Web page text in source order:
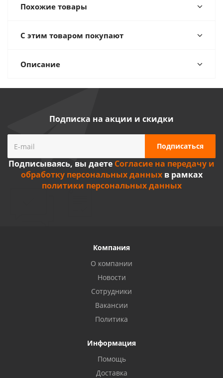
Похожие товары
С этим товаром покупают
Описание
Подписка на акции и скидки
Подписываясь, вы даете Согласие на передачу и
обработку персональных данныхв рамках
политики персональных данных
Компания
О компании
Новости
Сотрудники
Вакансии
Политика
Информация
Помощь
Доставка